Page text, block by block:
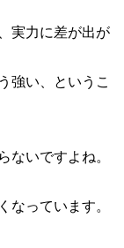
実力に差が出が
強い、というこ
ないですよね。
なっています。